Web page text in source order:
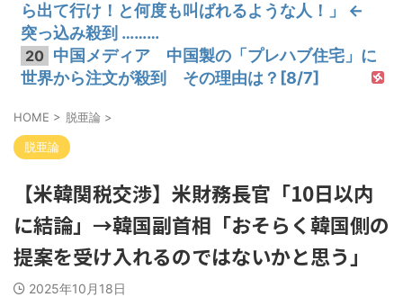
ら出て行け！と何度も叫ばれるような人！」 ←
突っ込み殺到 ………
20 中国メディア 中国製の「プレハブ住宅」に
世界から注文が殺到 その理由は？[8/7]
HOME > 脱亜論 >
脱亜論
【米韓関税交渉】米財務長官「10日以内
に結論」→韓国副首相「おそらく韓国側の
提案を受け入れるのではないかと思う」
2025年10月18日